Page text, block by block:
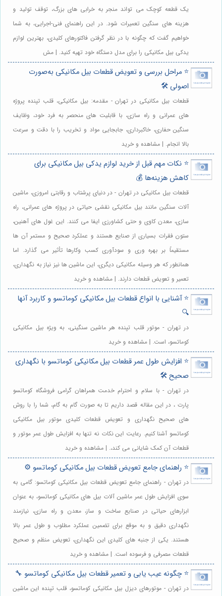
یک قطعه کوچک می تواند منجر به خرابی های بزرگ، توقف تولید و
هزینه های سنگین تعمیرات شود. در این راهنمای فنی-اجرایی، به شما
خواهیم گفت که چگونه با در نظر گرفتن فاکتورهای کلیدی، بهترین لوازم
یدکی بیل مکانیکی را برای مدل دستگاه خود تهیه کنید. | مش
⭐️ مراحل بررسی و تعویض قطعات بیل مکانیکی به‌صورت
اصولی 🛠️
قطعات بیل مکانیکی در تهران - مقدمه: بیل مکانیکی، قلب تپنده پروژه
های عمرانی و راه سازی، با قابلیت های منحصر به فرد خود، وظایف
سنگین حفاری، خاکبرداری، جابجایی مواد و تخریب را با دقت و سرعت
بالا انجام. | مشاهده و خرید
⭐️ نکات مهم قبل از خرید لوازم یدکی بیل مکانیکی برای
کاهش هزینه‌ها 💰
قطعات بیل مکانیکی در تهران - در دنیای پرشتاب و رقابتی امروزی، ماشین
آلات سنگین مانند بیل مکانیکی نقشی حیاتی در پروژه های عمرانی، راه
سازی، معدن کاوی و حتی کشاورزی ایفا می کنند. این غول های آهنین،
ستون فقرات بسیاری از صنایع هستند و عملکرد صحیح و مستمر آن ها
مستقیماً بر بهره وری و سودآوری کسب وکارها تأثیر می گذارد. اما
همانطور که هر وسیله مکانیکی دیگری، این ماشین ها نیز نیاز به نگهداری،
تعمیر و تعویض قطعات دارند. | مشاهده و خرید
⭐️ آشنایی با انواع قطعات بیل مکانیکی کوماتسو و کاربرد آنها
🔍
در تهران - موتور قلب تپنده هر ماشین سنگینی، به ویژه بیل مکانیکی
کوماتسو، است. | مشاهده و خرید
⭐️ افزایش طول عمر قطعات بیل مکانیکی کوماتسو با نگهداری
صحیح 🛠️
در تهران - با سلام و احترام خدمت همراهان گرامی فروشگاه کوماتسو
پارت ، در این مقاله قصد داریم تا به صورت گام به گام، شما را با روش
های صحیح نگهداری و تعویض قطعات کلیدی موتور بیل مکانیکی
کوماتسو آشنا کنیم. رعایت این نکات نه تنها به افزایش طول عمر موتور و
قطعات آن کمک شایانی می کند،. | مشاهده و خرید
⭐️ راهنمای جامع تعویض قطعات بیل مکانیکی کوماتسو ⚙️
در تهران - راهنمای جامع تعویض قطعات بیل مکانیکی کوماتسو: گامی به
سوی افزایش طول عمر ماشین آلات بیل های مکانیکی کوماتسو، به عنوان
ابزارهای حیاتی در صنایع ساخت و ساز، معدن و راه سازی، نیازمند
نگهداری دقیق و به موقع برای تضمین عملکرد مطلوب و طول عمر بالا
هستند. یکی از جنبه های کلیدی این نگهداری، تعویض منظم و صحیح
قطعات مصرفی و فرسوده است. | مشاهده و خرید
⭐️ چگونه عیب یابی و تعمیر قطعات بیل مکانیکی کوماتسو 🔧
در تهران - موتورهای دیزل بیل مکانیکی کوماتسو، قلب تپنده این ماشین